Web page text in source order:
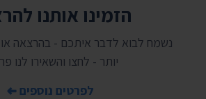
הזמינו אותנו
נשמח לבוא לדבר איתכם - בהרצאה או
יותר - לחצו והשאירו לנו
לפרטים נוספים